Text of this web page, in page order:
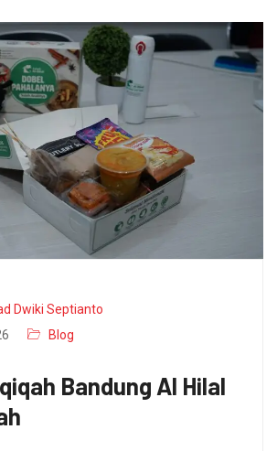
Dwiki Septianto
Blog
Bandung Al Hilal